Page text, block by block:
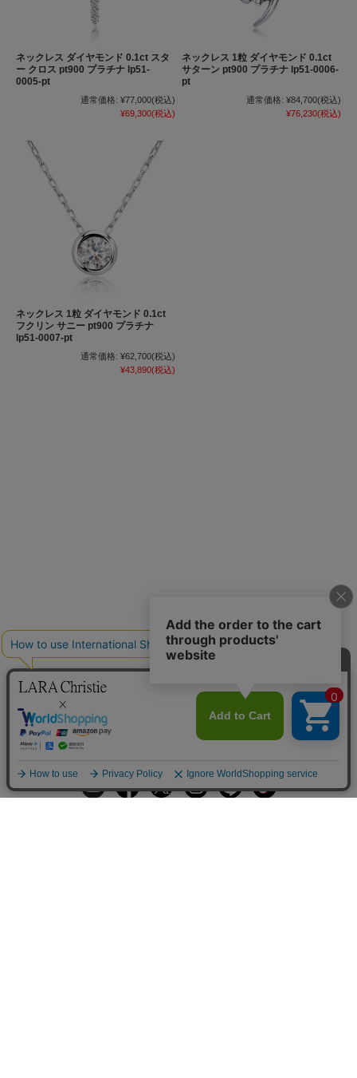
ネックレス ダイヤモンド 0.1ct スタ
ー クロス pt900 プラチナ lp51-
0005-pt
通常価格: ¥77,000(税込)
¥69,300(税込)
ネックレス 1粒 ダイヤモンド 0.1ct
サターン pt900 プラチナ lp51-0006-
pt
通常価格: ¥84,700(税込)
¥76,230(税込)
ネックレス 1粒 ダイヤモンド 0.1ct
フクリン サニー pt900 プラチナ
lp51-0007-pt
通常価格: ¥62,700(税込)
¥43,890(税込)